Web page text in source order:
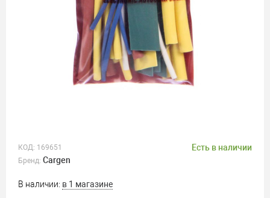
КОД: 169651 Есть в наличии
Бренд: Cargen
В наличии: в 1 магазине